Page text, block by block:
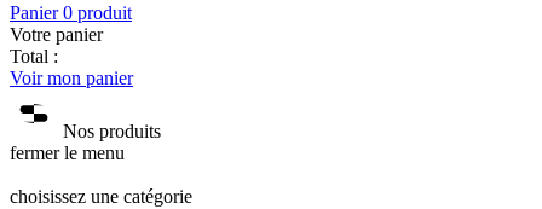
Panier 0 produit
Votre panier
Total :
Voir mon panier
Nos produits
fermer le menu
choisissez une catégorie